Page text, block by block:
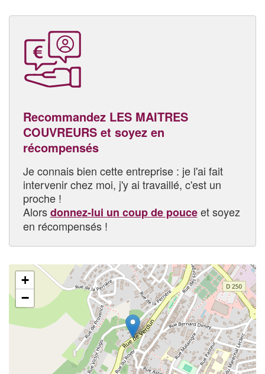
Recommandez LES MAITRES
COUVREURS et soyez en
récompensés
Je connais bien cette entreprise : je l'ai fait
intervenir chez moi, j'y ai travaillé, c'est un
proche !
Alorsdonnez-lui un coup de pouceet soyez
en récompensés !
+
−